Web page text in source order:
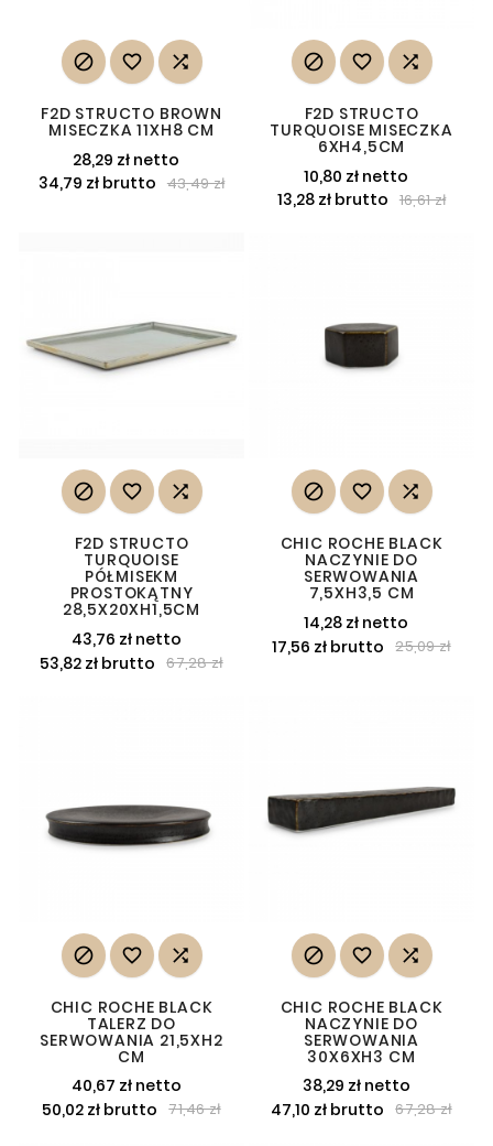
  
F2D STRUCTO BROWN
MISECZKA 11XH8 CM
28,29 zł netto
34,79 zł brutto 43,49 zł
  
F2D STRUCTO
TURQUOISE MISECZKA
6XH4,5CM
10,80 zł netto
13,28 zł brutto 16,61 zł
  
F2D STRUCTO
TURQUOISE
PÓŁMISEKM
PROSTOKĄTNY
28,5X20XH1,5CM
43,76 zł netto
53,82 zł brutto 67,28 zł
  
CHIC ROCHE BLACK
NACZYNIE DO
SERWOWANIA
7,5XH3,5 CM
14,28 zł netto
17,56 zł brutto 25,09 zł
  
CHIC ROCHE BLACK
TALERZ DO
SERWOWANIA 21,5XH2
CM
40,67 zł netto
50,02 zł brutto 71,46 zł
  
CHIC ROCHE BLACK
NACZYNIE DO
SERWOWANIA
30X6XH3 CM
38,29 zł netto
47,10 zł brutto 67,28 zł